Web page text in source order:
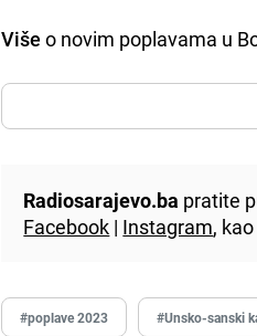
Više o novim poplavama u
Radiosarajevo.ba pratite
Facebook | Instagram,
#poplave 2023 #Unsko-sanski